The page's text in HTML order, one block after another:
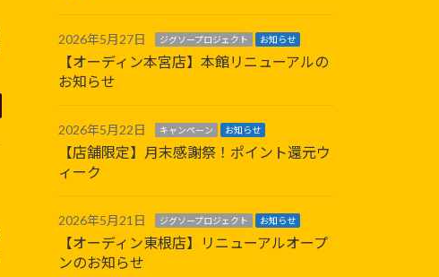
2026年5月27日 ジグソープロジェクト お知らせ
【オーディン本宮店】本館リニューアルの
お知らせ
2026年5月22日 キャンペーン お知らせ
【店舗限定】月末感謝祭！ポイント還元ウ
ィーク
2026年5月21日 ジグソープロジェクト お知らせ
【オーディン東根店】リニューアルオープ
ンのお知らせ